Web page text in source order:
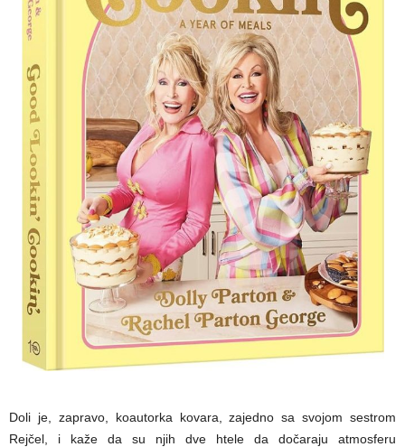
Doli je, zapravo, koautorka kovara, zajedno sa svojom sestrom
Rejčel, i kaže da su njih dve htele da dočaraju atmosferu